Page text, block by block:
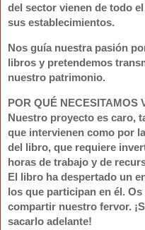
del sector vienen de todo
sus establecimientos.
Nos guía nuestra pasión
libros y pretendemos
nuestro patrimonio.
POR QUÉ NECESITAMOS
Nuestro proyecto es caro,
que intervienen como por
del libro, que requiere
horas de trabajo y de
El libro ha despertado un
los que participan en él.
compartir nuestro fervor.
sacarlo adelante!